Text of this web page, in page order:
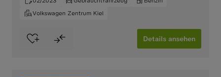
Volkswagen Zentrum Kiel
Details ansehen